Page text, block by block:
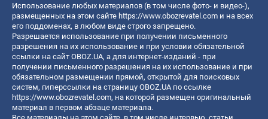
Использование любых материалов (в том числе фото- и видео-),
размещенных на этом сайте https://www.obozrevatel.com и на всех
его поддоменах, в любом виде строго запрещено.
Разрешается использование при получении письменного
разрешения на их использование и при условии обязательной
ссылки на сайт OBOZ.UA, а для интернет-изданий - при
получении письменного разрешения на их использование и при
обязательном размещении прямой, открытой для поисковых
систем, гиперссылки на страницу OBOZ.UA по ссылке
https://www.obozrevatel.com, на которой размещен оригинальный
материал в первом абзаце материала.